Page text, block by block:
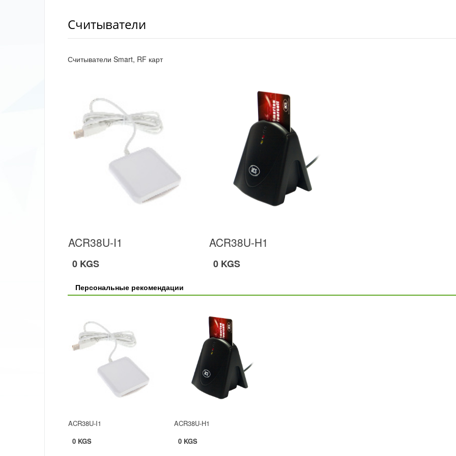
Считыватели
Считыватели Smart, RF карт
ACR38U-I1
0 KGS
ACR38U-H1
0 KGS
Персональные рекомендации
ACR38U-I1
0 KGS
ACR38U-H1
0 KGS